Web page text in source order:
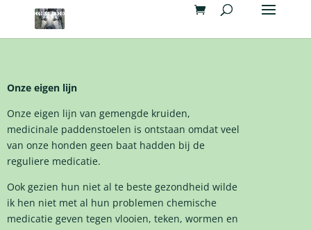
Onze eigen lijn
Onze eigen lijn van gemengde kruiden,
medicinale paddenstoelen is ontstaan omdat veel
van onze honden geen baat hadden bij de
reguliere medicatie.
Ook gezien hun niet al te beste gezondheid wilde
ik hen niet met al hun problemen chemische
medicatie geven tegen vlooien, teken, wormen en